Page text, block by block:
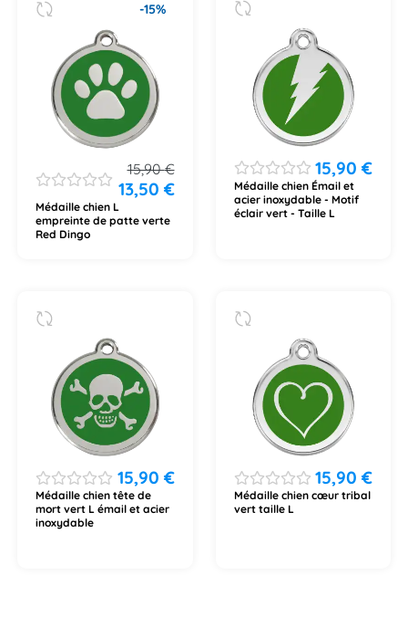
-15%
15,90€
13,50 €
Médaille chien L
empreinte de patte verte
Red Dingo
15,90€
Médaille chien Émail et
acier inoxydable - Motif
éclair vert - Taille L
15,90 €
Médaille chien tête de
mort vert L émail et acier
inoxydable
15,90€
Médaille chien cœur tribal
vert taille L